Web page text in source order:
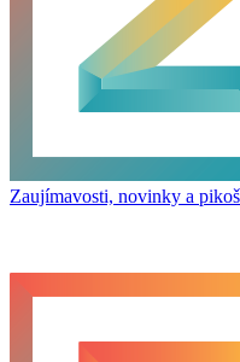
Zaujímavosti, novinky a